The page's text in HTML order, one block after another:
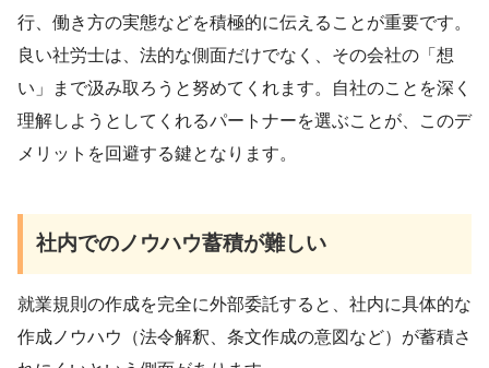
行、働き方の実態などを積極的に伝えることが重要です。
良い社労士は、法的な側面だけでなく、その会社の「想
い」まで汲み取ろうと努めてくれます。自社のことを深く
理解しようとしてくれるパートナーを選ぶことが、このデ
メリットを回避する鍵となります。
社内でのノウハウ蓄積が難しい
就業規則の作成を完全に外部委託すると、社内に具体的な
作成ノウハウ（法令解釈、条文作成の意図など）が蓄積さ